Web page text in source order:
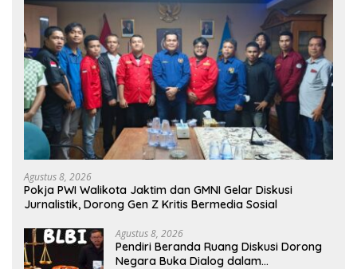
Agustus 8, 2026
Pokja PWI Walikota Jaktim dan GMNI Gelar Diskusi
Jurnalistik, Dorong Gen Z Kritis Bermedia Sosial
Agustus 8, 2026
Pendiri Beranda Ruang Diskusi Dorong
Negara Buka Dialog dalam